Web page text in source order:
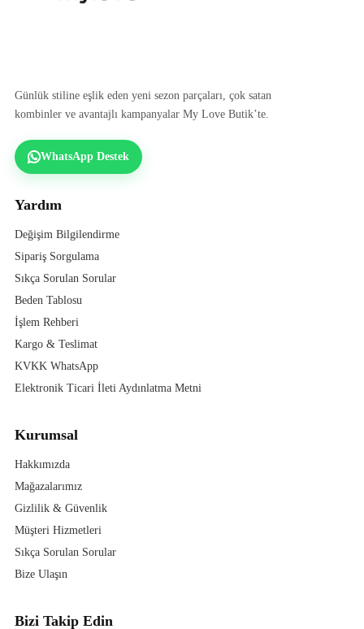
Günlük stiline eşlik eden yeni sezon parçaları, çok satan
kombinler ve avantajlı kampanyalar My Love Butik’te.
WhatsApp Destek
Yardım
Değişim Bilgilendirme
Sipariş Sorgulama
Sıkça Sorulan Sorular
Beden Tablosu
İşlem Rehberi
Kargo & Teslimat
KVKK WhatsApp
Elektronik Ticari İleti Aydınlatma Metni
Kurumsal
Hakkımızda
Mağazalarımız
Gizlilik & Güvenlik
Müşteri Hizmetleri
Sıkça Sorulan Sorular
Bize Ulaşın
Bizi Takip Edin